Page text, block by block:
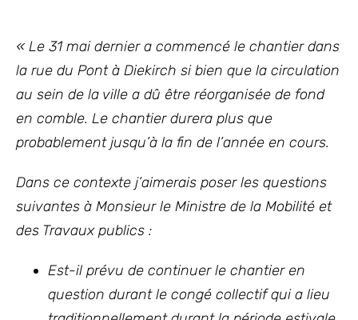
« Le 31 mai dernier a commencé le chantier dans
la rue du Pont à Diekirch si bien que la circulation
au sein de la ville a dû être réorganisée de fond
en comble. Le chantier durera plus que
probablement jusqu’à la fin de l’année en cours.
Dans ce contexte j’aimerais poser les questions
suivantes à Monsieur le Ministre de la Mobilité et
des Travaux publics :
Est-il prévu de continuer le chantier en
question durant le congé collectif qui a lieu